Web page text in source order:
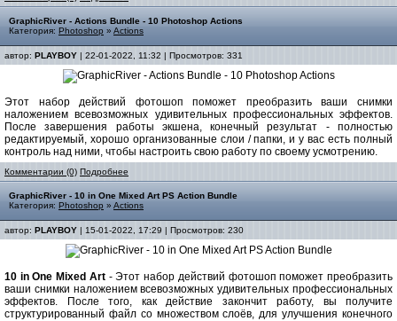
GraphicRiver - Actions Bundle - 10 Photoshop Actions
Категория: Photoshop » Actions
автор: PLAYBOY | 22-01-2022, 11:32 | Просмотров: 331
Этот набор действий фотошоп поможет преобразить ваши снимки
наложением всевозможных удивительных профессиональных эффектов.
После завершения работы экшена, конечный результат - полностью
редактируемый, хорошо организованные слои / папки, и у вас есть полный
контроль над ними, чтобы настроить свою работу по своему усмотрению.
Комментарии (0) Подробнее
GraphicRiver - 10 in One Mixed Art PS Action Bundle
Категория: Photoshop » Actions
автор: PLAYBOY | 15-01-2022, 17:29 | Просмотров: 230
10 in One Mixed Art- Этот набор действий фотошоп поможет преобразить
ваши снимки наложением всевозможных удивительных профессиональных
эффектов. После того, как действие закончит работу, вы получите
структурированный файл со множеством слоёв, для улучшения конечного